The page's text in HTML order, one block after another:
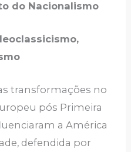
do Nacionalismo
transformações no
pós Primeira
a América
defendida por